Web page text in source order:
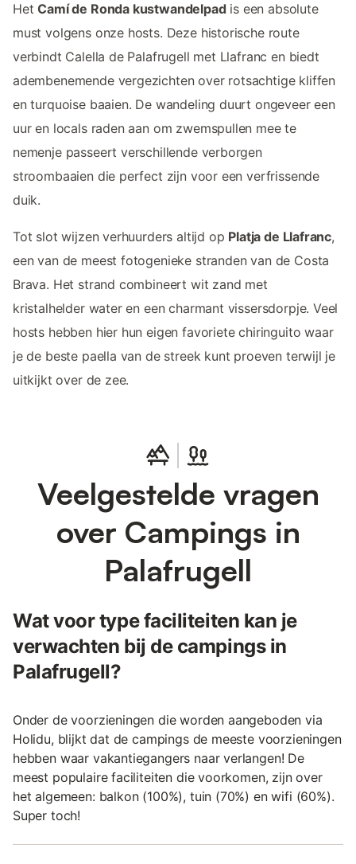
HetCamí de Ronda kustwandelpadis een absolute
must volgens onze hosts. Deze historische route
verbindt Calella de Palafrugell met Llafranc en biedt
adembenemende vergezichten over rotsachtige kliffen
en turquoise baaien. De wandeling duurt ongeveer een
uur en locals raden aan om zwemspullen mee te
nemenje passeert verschillende verborgen
stroombaaien die perfect zijn voor een verfrissende
duik.
Tot slot wijzen verhuurders altijd op Platja de Llafranc,
een van de meest fotogenieke stranden van de Costa
Brava. Het strand combineert wit zand met
kristalhelder water en een charmant vissersdorpje. Veel
hosts hebben hier hun eigen favoriete chiringuito waar
je de beste paella van de streek kunt proeven terwijl je
uitkijkt over de zee.
Veelgestelde vragen
over Campings in
Palafrugell
Wat voor type faciliteiten kan je
verwachten bij de campings in
Palafrugell?
Onder de voorzieningen die worden aangeboden via
Holidu, blijkt dat de campings de meeste voorzieningen
hebben waar vakantiegangers naar verlangen! De
meest populaire faciliteiten die voorkomen, zijn over
het algemeen: balkon (100%), tuin (70%) en wifi (60%).
Super toch!